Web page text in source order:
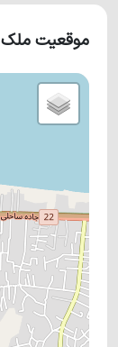
موقعیت ملک